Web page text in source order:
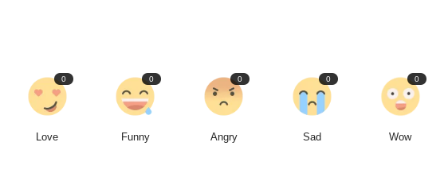
0
Love
0
Funny
0
Angry
0
Sad
0
Wow